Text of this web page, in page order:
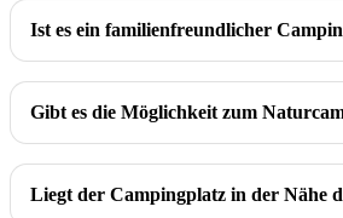
Ist es ein familienfreundlicher
Gibt es die Möglichkeit zum
Liegt der Campingplatz in der Nähe